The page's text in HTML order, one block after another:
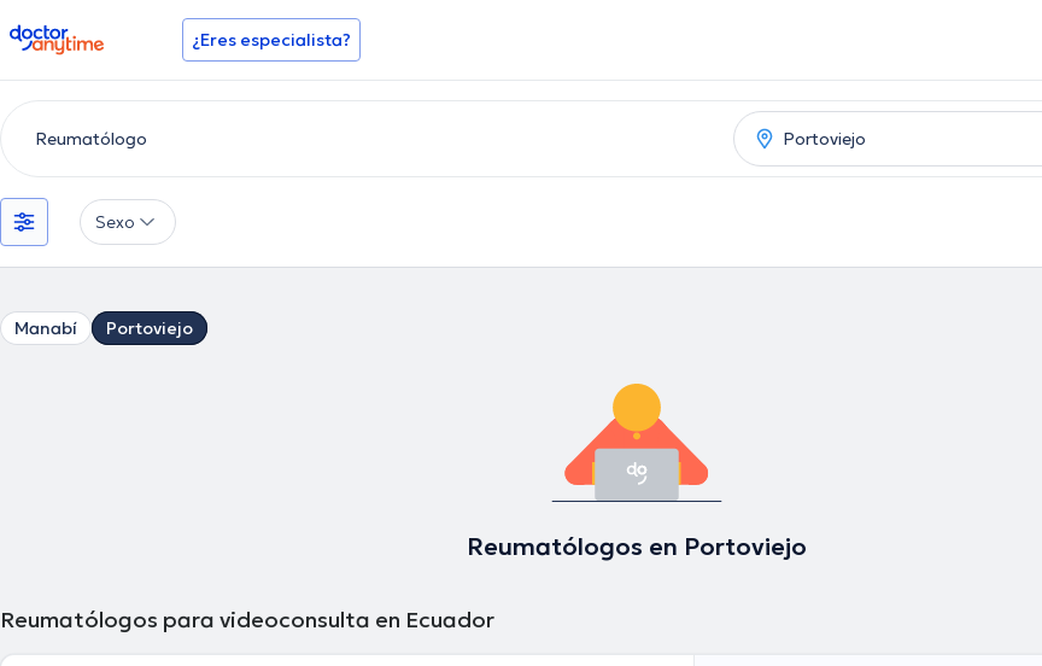
doctoranytime ¿Eres especialista?
Sexo
Manabí Portoviejo
Reumatólogos en Portoviejo
Reumatólogos para videoconsulta en Ecuador